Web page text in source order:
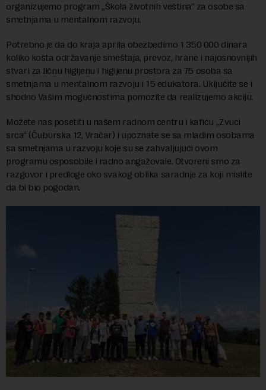
organizujemo program „Škola životnih veština“ za osobe sa
smetnjama u mentalnom razvoju.
Potrebno je da do kraja aprila obezbedimo 1 350 000 dinara
koliko košta održavanje smeštaja, prevoz, hrane i najosnovnijih
stvari za ličnu higijenu i higijenu prostora za 75 osoba sa
smetnjama u mentalnom razvoju i 15 edukatora. Uključite se i
shodno Vašim mogućnostima pomozite da realizujemo akciju.
Možete nas posetiti u našem radnom centru i kafiću „Zvuci
srca“ (Čuburska 12, Vračar) i upoznate se sa mladim osobama
sa smetnjama u razvoju koje su se zahvaljujući ovom
programu osposobile i radno angažovale. Otvoreni smo za
razgovor i predloge oko svakog oblika saradnje za koji mislite
da bi bio pogodan.